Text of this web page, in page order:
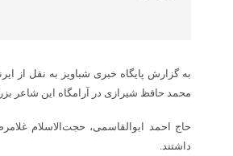
به گزارش پایگاه خبری شباویز به نقل از
محمد حافظ شیرازی در آرامگاه این شاعر
حاج احمد ابوالقاسمی، حجت‌الاسلام
داشتند.